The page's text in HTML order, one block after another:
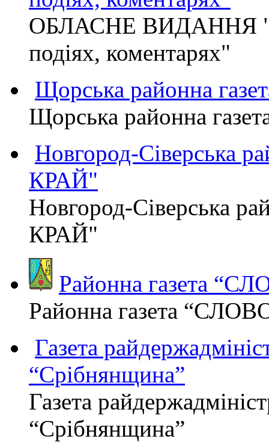
ОБЛАСНЕ ВИДАННЯ
подіях, коментарях"
Щорська районна
Щорська районна
Новгород-Сіверська
КРАЙ"
Новгород-Сіверська
КРАЙ"
Районна газета
Районна газета
Газета
“Срібнянщина”
Газета
“Срібнянщина”